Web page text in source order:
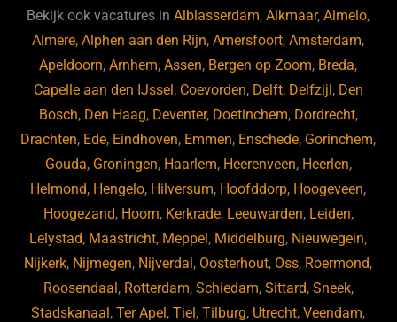
b
o
o
k
ky dI
n
Bekijk ook vacatures inAlblasserdam,Alkmaar,Almelo,
Almere,Alphen aan den Rijn,Amersfoort,Amsterdam,
Apeldoorn,Arnhem,Assen, Bergen op Zoom, Breda,
Capelle aan den IJssel , Coevorden, Delft, Delfzijl , Den
Bosch, Den Haag, Deventer, Doetinchem, Dordrecht,
Drachten, Ede, Eindhoven, Emmen, Enschede, Gorinchem,
Gouda, Groningen, Haarlem, Heerenveen, Heerlen,
Helmond, Hengelo, Hilversum, Hoofddorp, Hoogeveen,
Hoogezand, Hoorn, Kerkrade, Leeuwarden, Leiden,
Lelystad, Maastricht, Meppel , Middelburg, Nieuwegein,
Nijkerk, Nijmegen, Nijverdal , Oosterhout, Oss, Roermond,
Roosendaal , Rotterdam, Schiedam, Sittard, Sneek,
Stadskanaal ,Ter Apel ,Tiel ,Tilburg, Utrecht,Veendam,